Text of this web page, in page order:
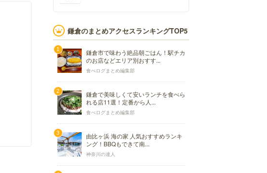
鎌倉のまとめアクセスランキングTOP5
鎌倉市で味わう絶品朝ごはん！駅チカ
のお店などエリア別おすす...
食べログまとめ編集部
鎌倉で美味しくて安いランチを食べら
れる店11選！定番から人...
食べログまとめ編集部
由比ヶ浜 海の家 人気おすすめランキ
ング！BBQもできて南...
神奈川の達人